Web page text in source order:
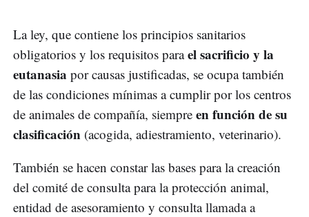
La ley, que contiene los principios sanitarios
obligatorios y los requisitos parael sacrificio y la
eutanasia por causas justificadas, se ocupa también
de las condiciones mínimas a cumplir por los centros
de animales de compañía, siempre en función de su
clasificación (acogida, adiestramiento, veterinario).
También se hacen constar las bases para la creación
del comité de consulta para la protección animal,
entidad de asesoramiento y consulta llamada a